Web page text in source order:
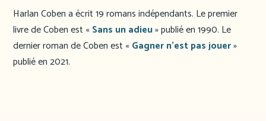
Harlan Coben a écrit 19 romans indépendants. Le premier
livre de Coben est « Sans un adieu» publié en 1990. Le
dernier roman de Coben est « Gagner n’est pas jouer»
publié en 2021.